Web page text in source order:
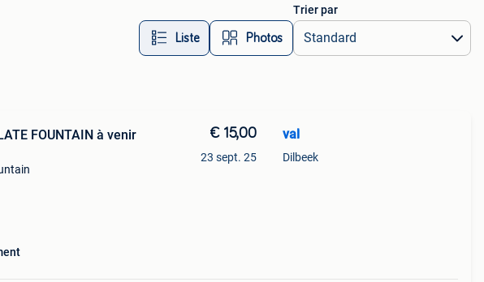
Liste Photos
Trier par
FOUNTAIN à venir
€ 15,00
23 sept. 25
val
Dilbeek